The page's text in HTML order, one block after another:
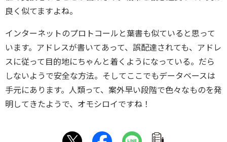
良く似てますよね。
インターネットのプロトコールと葉書も似ていると思って
います。 アドレスが書いてあって、誤配達されても、 アドレ
スに従って目的地にちゃんと着くようになっている。だら
しないようで安全な方法。 そしてここでもデータベースは
手元にあります。人類って、案外早い段階で色々なものを発
明してきたようで、 オモシロイですね！